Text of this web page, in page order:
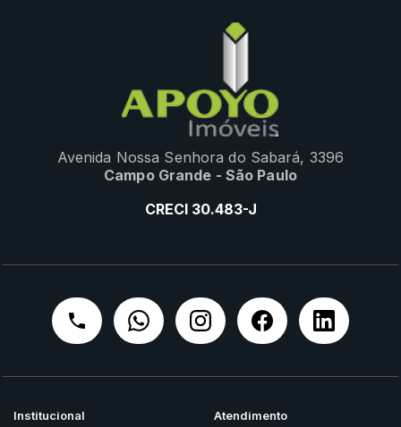
Avenida Nossa Senhora do Sabará, 3396
Campo Grande - São Paulo
CRECI 30.483-J
Institucional Atendimento